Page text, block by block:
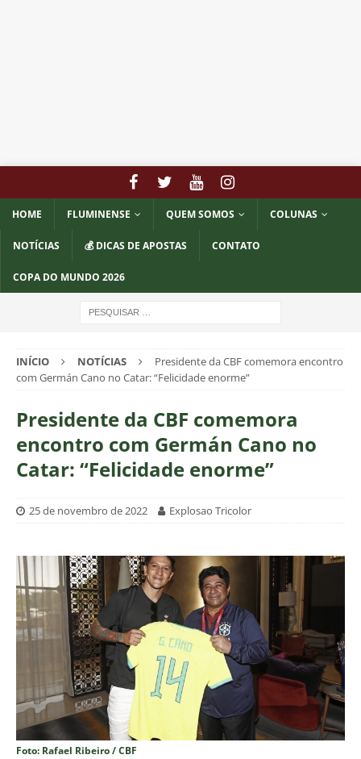
HOME FLUMINENSE QUEM SOMOS COLUNAS
NOTÍCIAS 💰 DICAS DE APOSTAS CONTATO
COPA DO MUNDO 2026
INÍCIO NOTÍCIAS
Presidente da CBF comemora encontro
com Germán Cano no Catar: “Felicidade enorme”
Presidente da CBF comemora
encontro com Germán Cano no
Catar: “Felicidade enorme”
25 de novembro de 2022 Explosao Tricolor
Foto: Rafael Ribeiro / CBF